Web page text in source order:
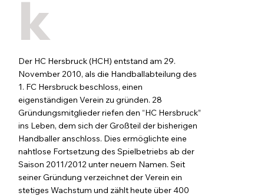
k
Der HC Hersbruck (HCH) entstand am 29.
November 2010, als die Handballabteilung des
1. FC Hersbruck beschloss, einen
eigenständigen Verein zu gründen. 28
Gründungsmitglieder riefen den “HC Hersbruck”
ins Leben, dem sich der Großteil der bisherigen
Handballer anschloss. Dies ermöglichte eine
nahtlose Fortsetzung des Spielbetriebs ab der
Saison 2011/2012 unter neuem Namen. Seit
seiner Gründung verzeichnet der Verein ein
stetiges Wachstum und zählt heute über 400